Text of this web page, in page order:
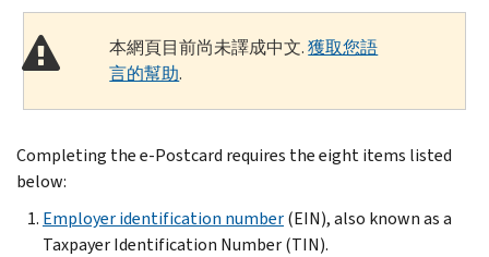
本網頁目前尚未譯成中文.獲取您語
言的幫助.
Completing the e-Postcard requires the eight items listed
below:
Employer identification number(EIN), also known as a
Taxpayer Identification Number (TIN).